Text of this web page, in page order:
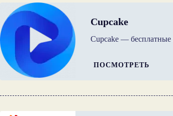
Cupcake
Cupcake — бесплатные
ПОСМОТРЕТЬ